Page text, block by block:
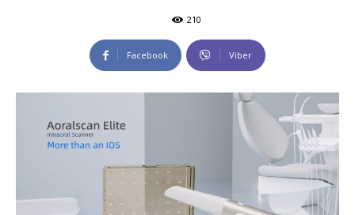
210
Facebook Viber